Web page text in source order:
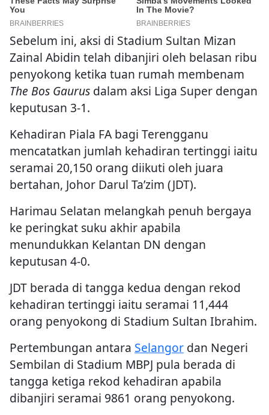
Sebelum ini, aksi di Stadium Sultan Mizan
Zainal Abidin telah dibanjiri oleh belasan ribu
penyokong ketika tuan rumah membenam
The Bos Gaurus dalam aksi Liga Super dengan
keputusan 3-1.
Kehadiran Piala FA bagi Terengganu
mencatatkan jumlah kehadiran tertinggi iaitu
seramai 20,150 orang diikuti oleh juara
bertahan, Johor Darul Ta’zim (JDT).
Harimau Selatan melangkah penuh bergaya
ke peringkat suku akhir apabila
menundukkan Kelantan DN dengan
keputusan 4-0.
JDT berada di tangga kedua dengan rekod
kehadiran tertinggi iaitu seramai 11,444
orang penyokong di Stadium Sultan Ibrahim.
Pertembungan antara Selangor dan Negeri
Sembilan di Stadium MBPJ pula berada di
tangga ketiga rekod kehadiran apabila
dibanjiri seramai 9861 orang penyokong.